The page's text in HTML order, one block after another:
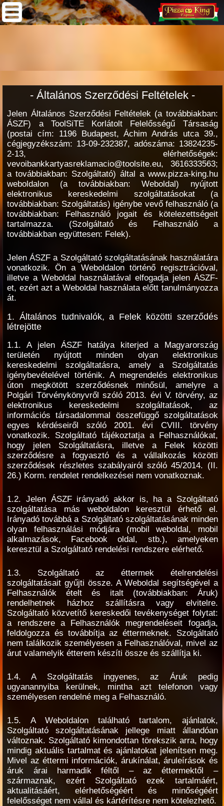
- Általános Szerződési Feltételek -
Jelen Általános Szerződési Feltételek (a továbbiakban:
ÁSZF) a ToolSiTE Korlátolt Felelősségű Társaság
(postai cím: 1196 Budapest, Áchim András utca 39.,
cégjegyzékszám: 13-09-232387, adószáma: 13824235-
2-13, elérhetőségek:
vevoibankkartyasreklamacio@toolsite.eu, 3616333563;
a továbbiakban: Szolgáltató) által a www.pizza-king.hu
weboldalon (a továbbiakban: Weboldal) nyújtott
elektronikus kereskedelmi szolgáltatásokat (a
továbbiakban: Szolgáltatás) igénybe vevő felhasználó (a
továbbiakban: Felhasználó jogait és kötelezettségeit
tartalmazza. (Szolgáltató és Felhasználó a
továbbiakban együttesen: Felek).
Jelen ÁSZF a Szolgáltató szolgáltatásának használatára
vonatkozik. Ön a Weboldalon történő regisztrációval,
illetve a Weboldal használatával elfogadja jelen ÁSZF-
et, ezért azt a Weboldal használata előtt tanulmányozza
át.
1. Általános tudnivalók, a Felek közötti szerződés
létrejötte
1.1. A jelen ÁSZF hatálya kiterjed a Magyarország
területén nyújtott minden olyan elektronikus
kereskedelmi szolgáltatásra, amely a Szolgáltatás
igénybevételével történik. A megrendelés elektronikus
úton megkötött szerződésnek minősül, amelyre a
Polgári Törvénykönyvről szóló 2013. évi V. törvény, az
elektronikus kereskedelmi szolgáltatások, az
információs társadalommal összefüggő szolgáltatások
egyes kérdéseiről szóló 2001. évi CVIII. törvény
vonatkozik. Szolgáltató tájékoztatja a Felhasználókat,
hogy jelen Szolgáltatásra, illetve a Felek közötti
szerződésre a fogyasztó és a vállalkozás közötti
szerződések részletes szabályairól szóló 45/2014. (II.
26.) Korm. rendelet rendelkezései nem vonatkoznak.
1.2. Jelen ÁSZF irányadó akkor is, ha a Szolgáltató
szolgáltatása más weboldalon keresztül érhető el.
Irányadó továbbá a Szolgáltató szolgáltatásának minden
olyan felhasználási módjára (mobil weboldal, mobil
alkalmazások, Facebook oldal, stb.), amelyeken
keresztül a Szolgáltató rendelési rendszere elérhető.
1.3. Szolgáltató az éttermek ételrendelési
szolgáltatásait gyűjti össze. A Weboldal segítségével a
Felhasználók ételt és italt (továbbiakban: Áruk)
rendelhetnek házhoz szállításra vagy elvitelre.
Szolgáltató közvetítő kereskedői tevékenységet folytat:
a rendszere a Felhasználók megrendeléseit fogadja,
feldolgozza és továbbítja az éttermeknek. Szolgáltató
nem találkozik személyesen a Felhasználóval, mivel az
árut valamelyik étterem készíti össze és szállítja ki.
1.4. A Szolgáltatás ingyenes, az Áruk pedig
ugyanannyiba kerülnek, mintha azt telefonon vagy
személyesen rendelné meg a Felhasználó.
1.5. A Weboldalon található tartalom, ajánlatok,
Szolgáltató szolgáltatásának jellege miatt állandóan
változnak. Szolgáltató kimondottan törekszik arra, hogy
mindig aktuális tartalmat és ajánlatokat jelenítsen meg.
Mivel az éttermi információk, árukínálat, áruleírások és
áruk árai harmadik féltől – az éttermektől –
származnak, ezért Szolgáltató ezek tartalmáért,
aktualitásáért, elérhetőségéért és minőségéért
felelősséget nem vállal és kártérítésre nem kötelezhető.